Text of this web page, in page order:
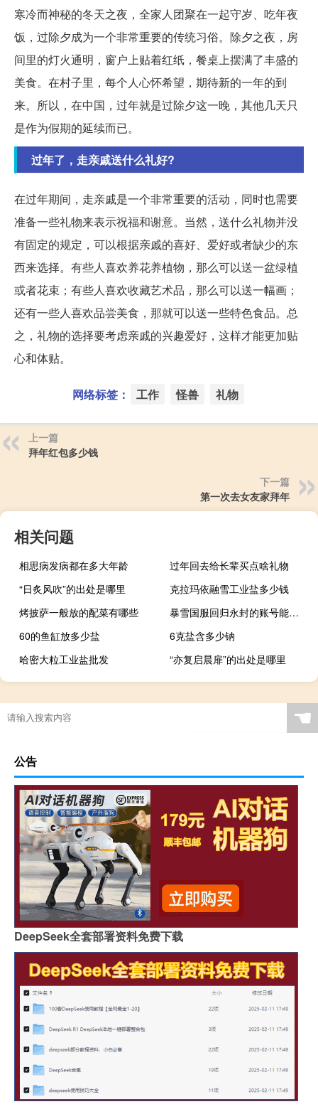
寒冷而神秘的冬天之夜，全家人团聚在一起守岁、吃年夜
饭，过除夕成为一个非常重要的传统习俗。除夕之夜，房
间里的灯火通明，窗户上贴着红纸，餐桌上摆满了丰盛的
美食。在村子里，每个人心怀希望，期待新的一年的到
来。所以，在中国，过年就是过除夕这一晚，其他几天只
是作为假期的延续而已。
过年了，走亲戚送什么礼好?
在过年期间，走亲戚是一个非常重要的活动，同时也需要
准备一些礼物来表示祝福和谢意。当然，送什么礼物并没
有固定的规定，可以根据亲戚的喜好、爱好或者缺少的东
西来选择。有些人喜欢养花养植物，那么可以送一盆绿植
或者花束；有些人喜欢收藏艺术品，那么可以送一幅画；
还有一些人喜欢品尝美食，那就可以送一些特色食品。总
之，礼物的选择要考虑亲戚的兴趣爱好，这样才能更加贴
心和体贴。
网络标签： 工作 怪兽 礼物
上一篇
拜年红包多少钱
下一篇
第一次去女友家拜年
相关问题
相思病发病都在多大年龄
过年回去给长辈买点啥礼物
“日炙风吹”的出处是哪里
克拉玛依融雪工业盐多少钱
烤披萨一般放的配菜有哪些
暴雪国服回归永封的账号能回来吗 暴雪国服回归消息最新
60的鱼缸放多少盐
6克盐含多少钠
哈密大粒工业盐批发
“亦复启晨扉”的出处是哪里
☚
公告
DeepSeek全套部署资料免费下载